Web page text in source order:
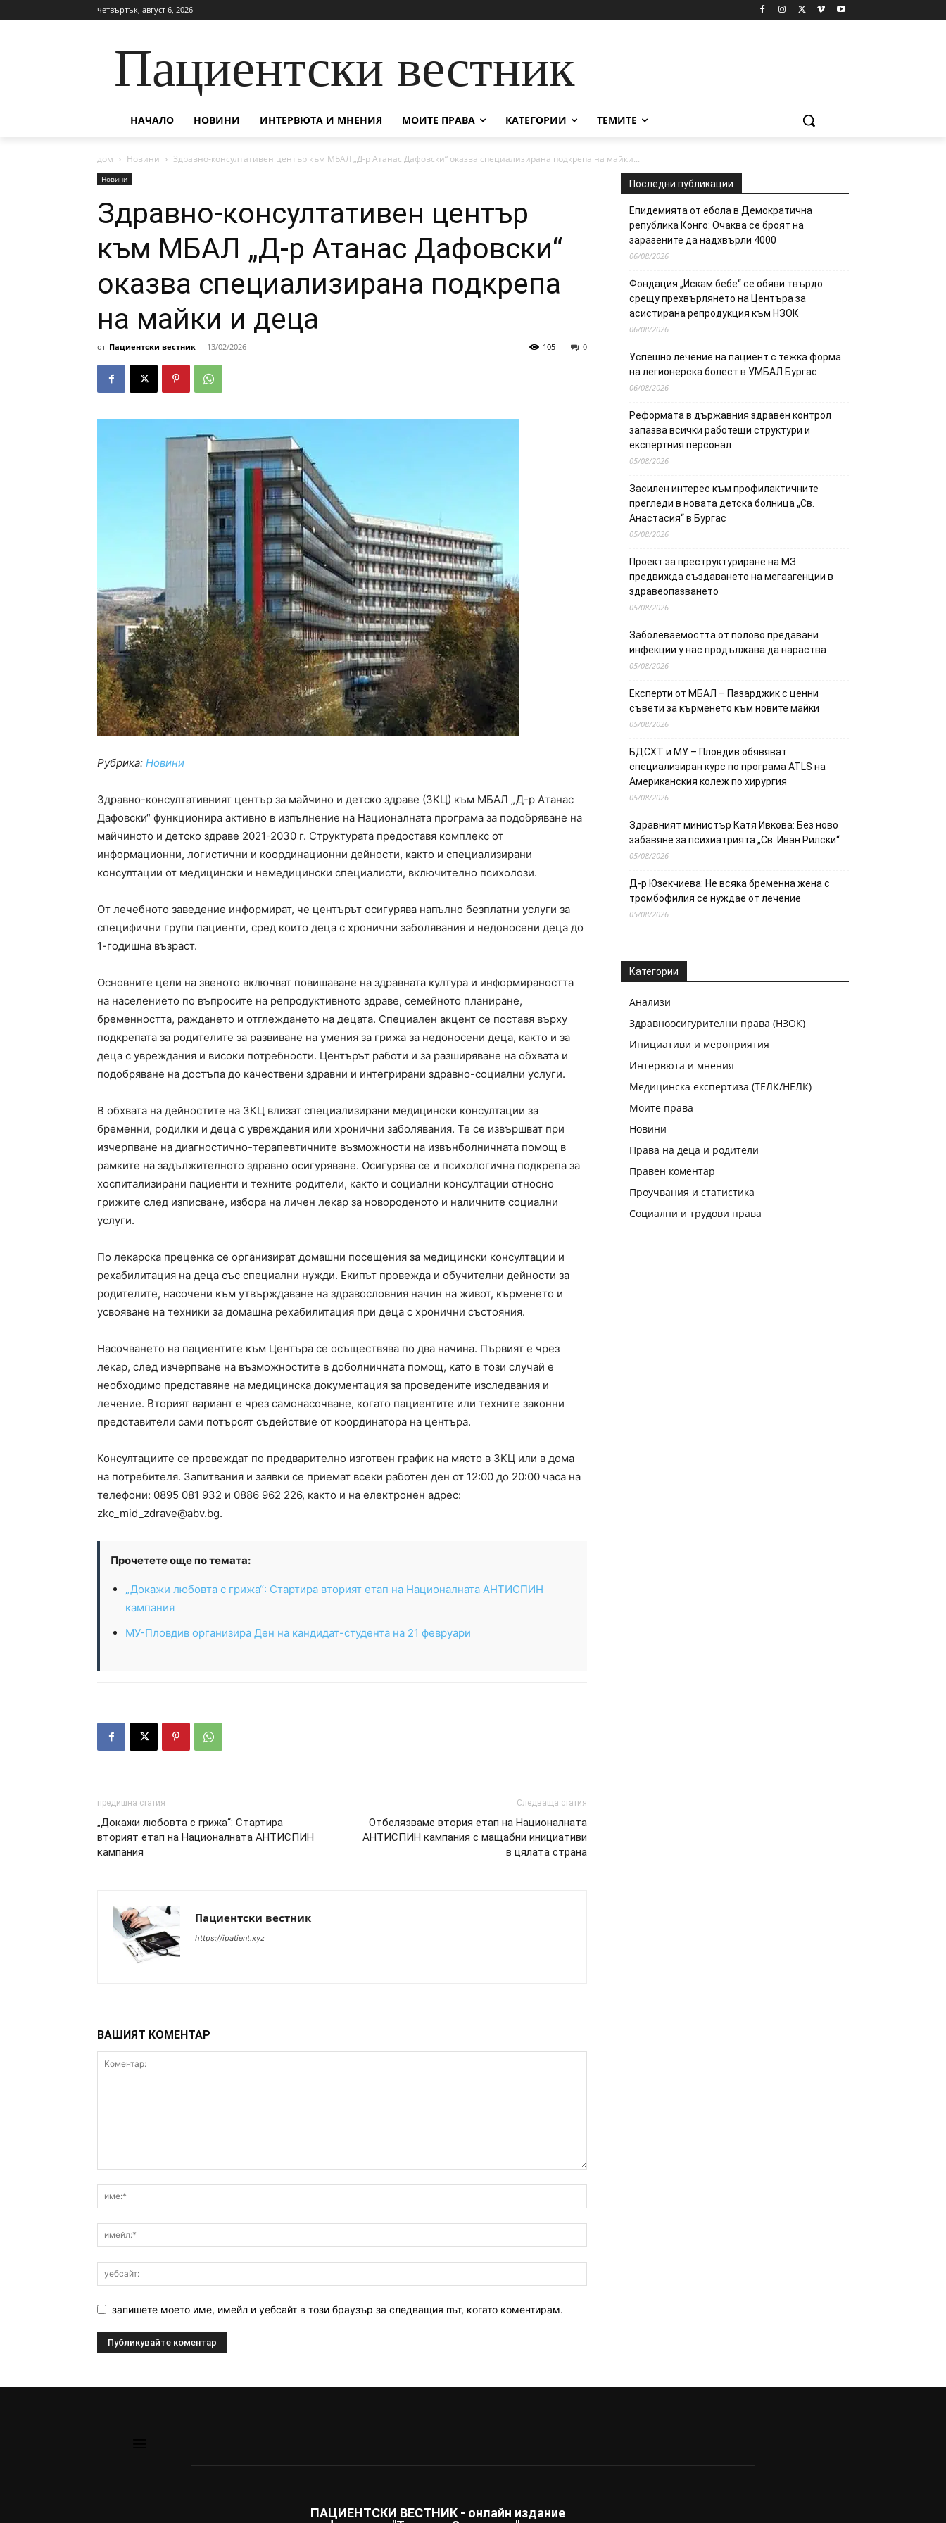
четвъртък, август 6, 2026
Пациентски вестник
НАЧАЛО НОВИНИ ИНТЕРВЮТА И МНЕНИЯ МОИТЕ ПРАВА КАТЕГОРИИ ТЕМИТЕ
дом Новини Здравно-консултативен център към МБАЛ „Д-р Атанас Дафовски“ оказва специализирана подкрепа на майки...
Новини
Здравно-консултативен център
към МБАЛ „Д-р Атанас Дафовски“
оказва специализирана подкрепа
на майки и деца
от Пациентски вестник - 13/02/2026 0
105
Рубрика: Новини
Здравно-консултативният център за майчино и детско здраве (ЗКЦ) към МБАЛ „Д-р Атанас
Дафовски“ функционира активно в изпълнение на Националната програма за подобряване на
майчиното и детско здраве 2021-2030 г. Структурата предоставя комплекс от
информационни, логистични и координационни дейности, както и специализирани
консултации от медицински и немедицински специалисти, включително психолози.
От лечебното заведение информират, че центърът осигурява напълно безплатни услуги за
специфични групи пациенти, сред които деца с хронични заболявания и недоносени деца до
1-годишна възраст.
Основните цели на звеното включват повишаване на здравната култура и информираността
на населението по въпросите на репродуктивното здраве, семейното планиране,
бременността, раждането и отглеждането на децата. Специален акцент се поставя върху
подкрепата за родителите за развиване на умения за грижа за недоносени деца, както и за
деца с увреждания и високи потребности. Центърът работи и за разширяване на обхвата и
подобряване на достъпа до качествени здравни и интегрирани здравно-социални услуги.
В обхвата на дейностите на ЗКЦ влизат специализирани медицински консултации за
бременни, родилки и деца с увреждания или хронични заболявания. Те се извършват при
изчерпване на диагностично-терапевтичните възможности на извънболничната помощ в
рамките на задължителното здравно осигуряване. Осигурява се и психологична подкрепа за
хоспитализирани пациенти и техните родители, както и социални консултации относно
грижите след изписване, избора на личен лекар за новороденото и наличните социални
услуги.
По лекарска преценка се организират домашни посещения за медицински консултации и
рехабилитация на деца със специални нужди. Екипът провежда и обучителни дейности за
родителите, насочени към утвърждаване на здравословния начин на живот, кърменето и
усвояване на техники за домашна рехабилитация при деца с хронични състояния.
Насочването на пациентите към Центъра се осъществява по два начина. Първият е чрез
лекар, след изчерпване на възможностите в доболничната помощ, като в този случай е
необходимо представяне на медицинска документация за проведените изследвания и
лечение. Вторият вариант е чрез самонасочване, когато пациентите или техните законни
представители сами потърсят съдействие от координатора на центъра.
Консултациите се провеждат по предварително изготвен график на място в ЗКЦ или в дома
на потребителя. Запитвания и заявки се приемат всеки работен ден от 12:00 до 20:00 часа на
телефони: 0895 081 932 и 0886 962 226, както и на електронен адрес:
zkc_mid_zdrave@abv.bg.
Прочетете още по темата:
„Докажи любовта с грижа“: Стартира вторият етап на Националната АНТИСПИН
кампания
МУ-Пловдив организира Ден на кандидат-студента на 21 февруари
предишна статия
„Докажи любовта с грижа“: Стартира
вторият етап на Националната АНТИСПИН
кампания
Следваща статия
Отбелязваме втория етап на Националната
АНТИСПИН кампания с мащабни инициативи
в цялата страна
Пациентски вестник
https://ipatient.xyz
ВАШИЯТ КОМЕНТАР
запишете моето име, имейл и уебсайт в този браузър за следващия път, когато коментирам.
Последни публикации
Епидемията от ебола в Демократична
република Конго: Очаква се броят на
заразените да надхвърли 4000
06/08/2026
Фондация „Искам бебе“ се обяви твърдо
срещу прехвърлянето на Центъра за
асистирана репродукция към НЗОК
06/08/2026
Успешно лечение на пациент с тежка форма
на легионерска болест в УМБАЛ Бургас
06/08/2026
Реформата в държавния здравен контрол
запазва всички работещи структури и
експертния персонал
05/08/2026
Засилен интерес към профилактичните
прегледи в новата детска болница „Св.
Анастасия“ в Бургас
05/08/2026
Проект за преструктуриране на МЗ
предвижда създаването на мегаагенции в
здравеопазването
05/08/2026
Заболеваемостта от полово предавани
инфекции у нас продължава да нараства
05/08/2026
Експерти от МБАЛ – Пазарджик с ценни
съвети за кърменето към новите майки
05/08/2026
БДСХТ и МУ – Пловдив обявяват
специализиран курс по програма ATLS на
Американския колеж по хирургия
05/08/2026
Здравният министър Катя Ивкова: Без ново
забавяне за психиатрията „Св. Иван Рилски“
05/08/2026
Д-р Юзекчиева: Не всяка бременна жена с
тромбофилия се нуждае от лечение
05/08/2026
Категории
Анализи
Здравноосигурителни права (НЗОК)
Инициативи и мероприятия
Интервюта и мнения
Медицинска експертиза (ТЕЛК/НЕЛК)
Моите права
Новини
Права на деца и родители
Правен коментар
Проучвания и статистика
Социални и трудови права
ПАЦИЕНТСКИ ВЕСТНИК - онлайн издание